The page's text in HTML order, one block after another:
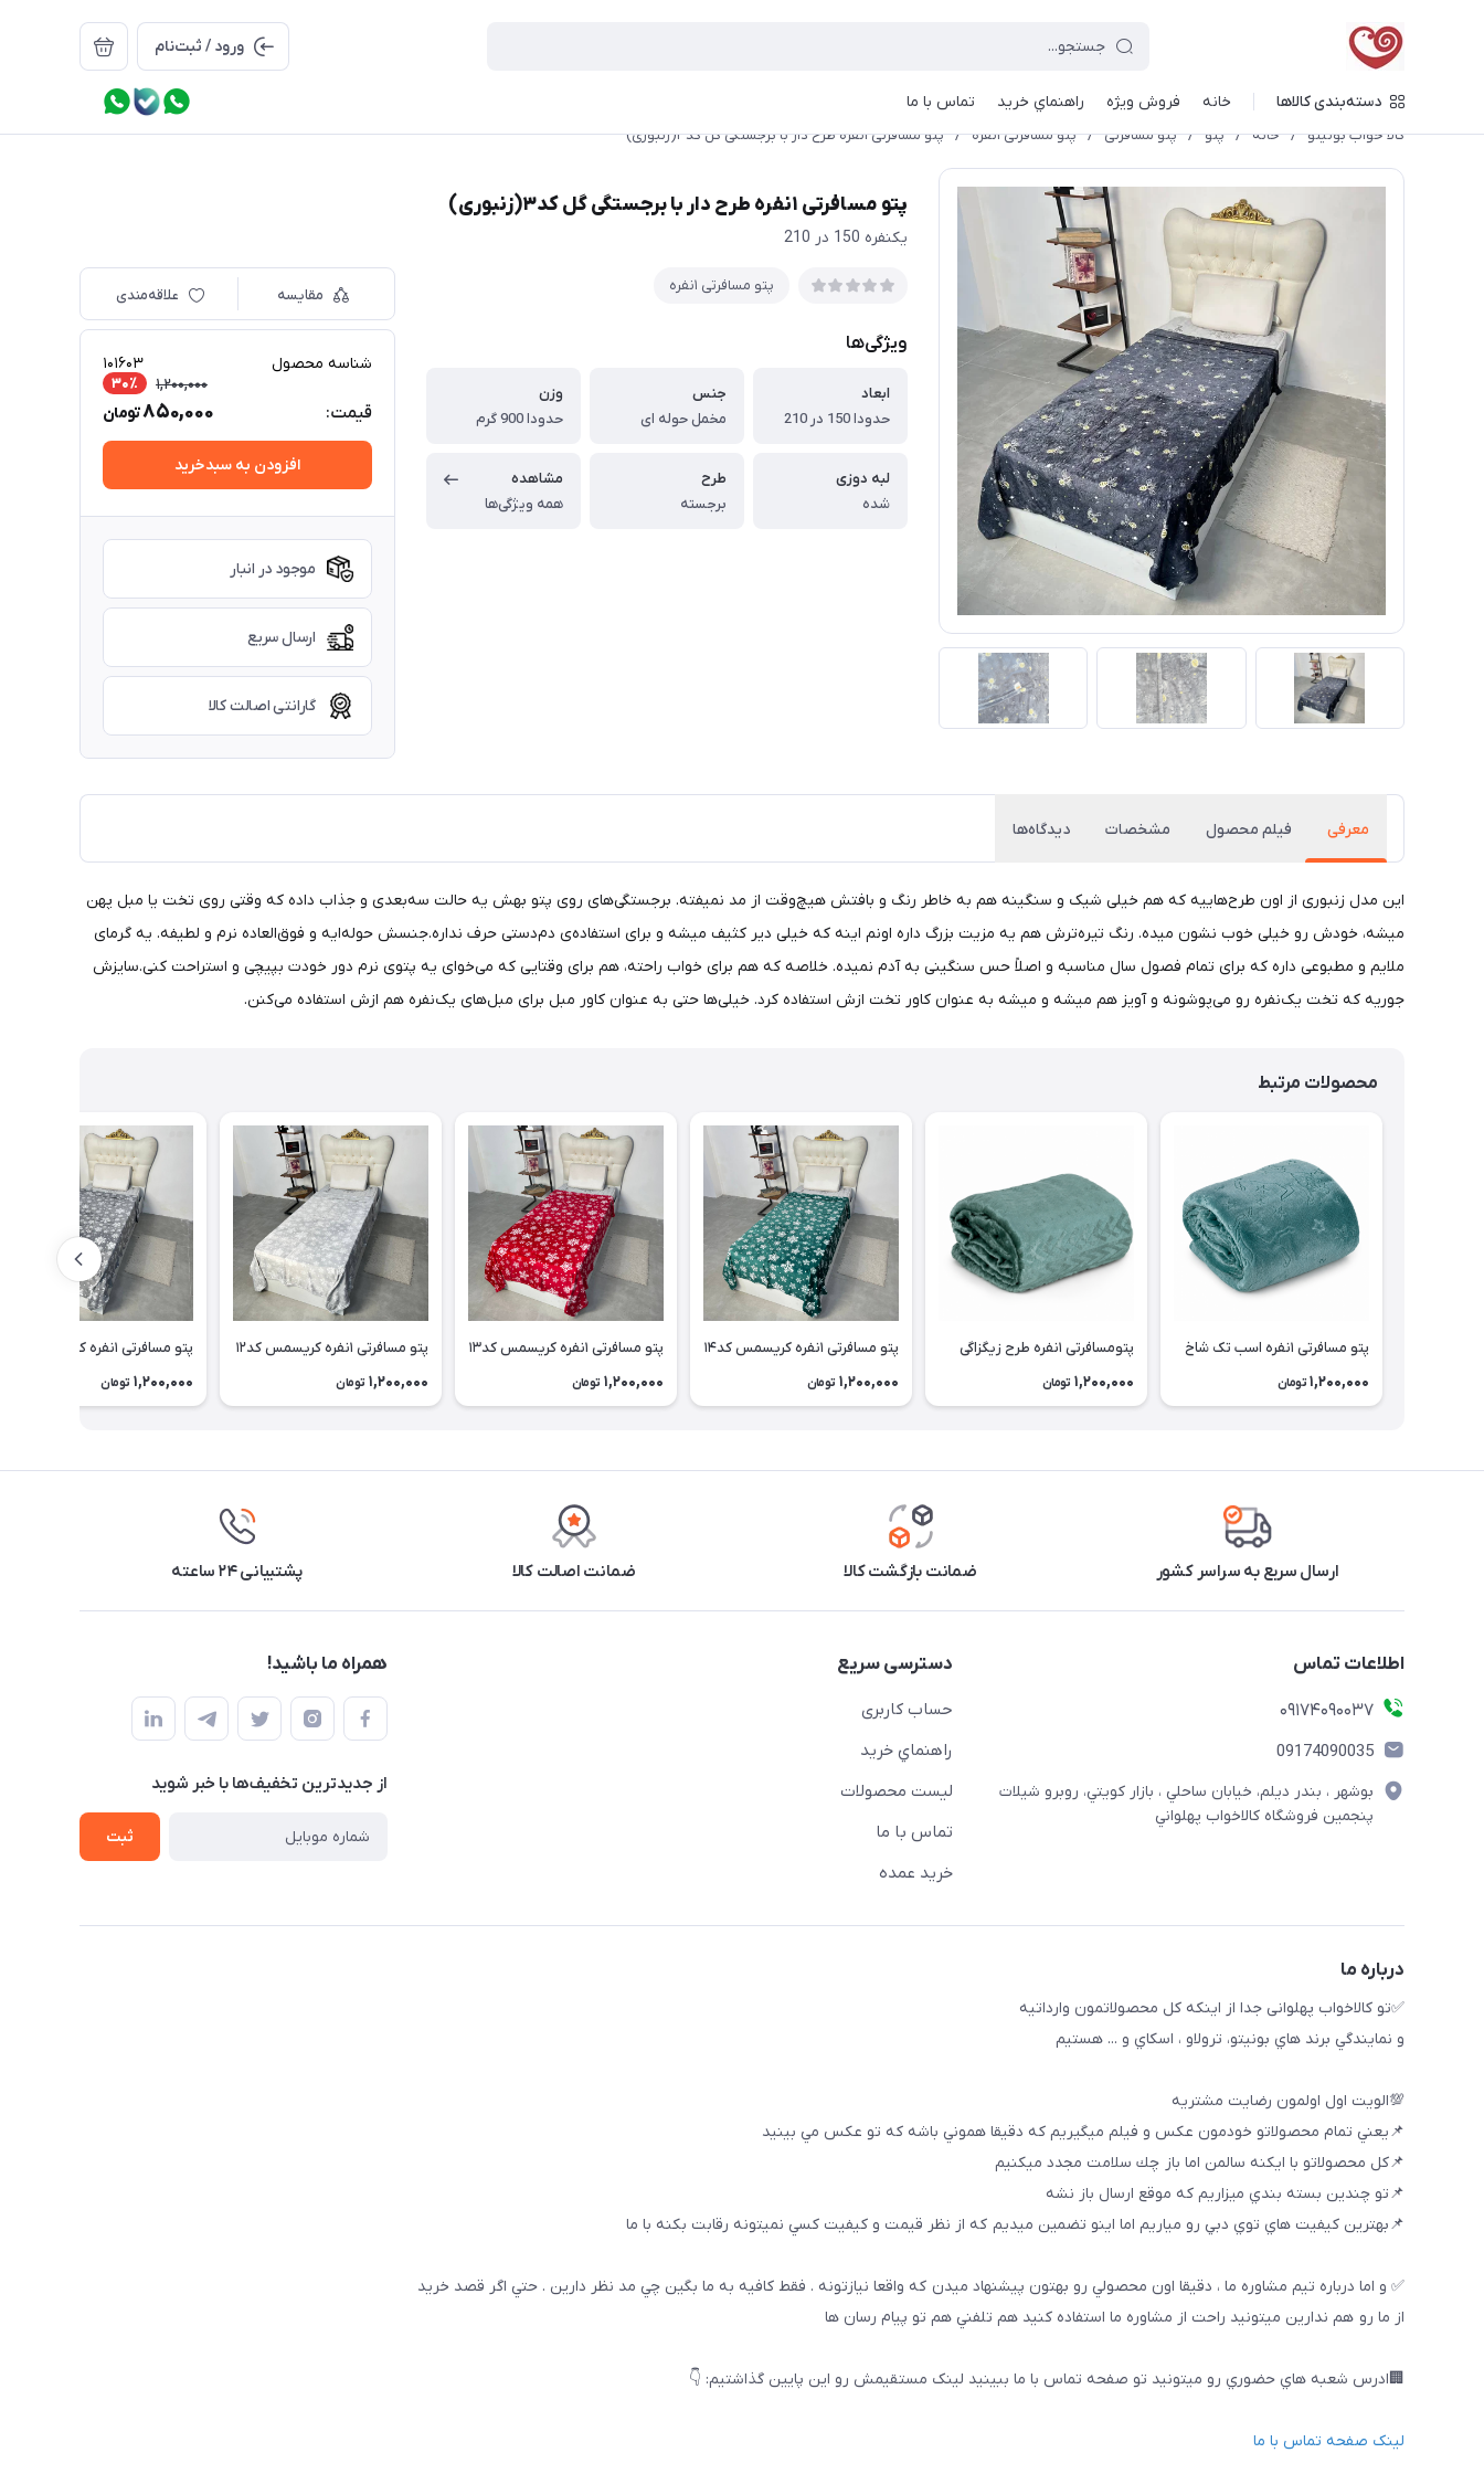
ورود / ثبت‌نام
دسته‌بندی کالاها خانه فروش ویژه راهنماي خريد تماس با ما
کالا خواب بونیتو / خانه / پتو / پتو مسافرتی / پتو مسافرتی ۱نفره / پتو مسافرتی ۱نفره طرح دار با برجستگی گل کد۳(زنبوری)
پتو مسافرتی ۱نفره طرح دار با برجستگی گل کد۳(زنبوری)
یکنفره 150 در 210
پتو مسافرتی ۱نفره
ویژگی‌ها
ابعاد
حدودا 150 در 210
جنس
مخمل حوله ای
وزن
حدودا 900 گرم
لبه دوزی
شده
طرح
برجسته
مشاهده
همه ویژگی‌ها
مقایسه علاقه‌مندی
شناسه محصول 101603
قیمت:
1,200,000 30٪
850,000تومان
افزودن به سبدخرید
موجود در انبار
ارسال سریع
گارانتی اصالت کالا
معرفی فیلم محصول مشخصات دیدگاه‌ها
این مدل زنبوری از اون طرح‌هاییه که هم خیلی شیک و سنگینه هم به خاطر رنگ و بافتش هیچ‌وقت از مد نمیفته. برجستگی‌های روی پتو بهش یه حالت سه‌بعدی و جذاب داده که وقتی روی تخت یا مبل پهن
میشه، خودش رو خیلی خوب نشون میده. رنگ تیره‌ترش هم یه مزیت بزرگ داره اونم اینه که خیلی دیر کثیف میشه و برای استفاده‌ی دم‌دستی حرف نداره.جنسش حوله‌ایه و فوق‌العاده نرم و لطیفه. یه گرمای
ملایم و مطبوعی داره که برای تمام فصول سال مناسبه و اصلاً حس سنگینی به آدم نمیده. خلاصه که هم برای خواب راحته، هم برای وقتایی که می‌خوای یه پتوی نرم دور خودت بپیچی و استراحت کنی.سایزش
جوریه که تخت یک‌نفره رو می‌پوشونه و آویز هم میشه و میشه به عنوان کاور تخت ازش استفاده کرد. خیلی‌ها حتی به عنوان کاور مبل برای مبل‌های یک‌نفره هم ازش استفاده می‌کنن.
محصولات مرتبط
پتو مسافرتی ۱نفره اسب تک شاخ
1,200,000 تومان
پتومسافرتی ۱نفره طرح زیگزاگی
1,200,000 تومان
پتو مسافرتی ۱نفره کریسمس کد۱۴
1,200,000 تومان
پتو مسافرتی ۱نفره کریسمس کد۱۳
1,200,000 تومان
پتو مسافرتی ۱نفره کریسمس کد۱۲
1,200,000 تومان
پتو مسافرتی ۱نفره کریسمس کد۹
1,200,000 تومان
ارسال سریع به سراسر کشور ضمانت بازگشت کالا ضمانت اصالت کالا پشتیبانی ۲۴ ساعته
اطلاعات تماس
09174090037
09174090035
بوشهر ، بندر ديلم، خيابان ساحلي ، بازار كويتي، روبرو شيلات
پنجمين فروشگاه كالاخواب پهلواني
دسترسی سریع
حساب کاربری
راهنماي خريد
لیست محصولات
تماس با ما
خريد عمده
همراه ما باشید!
از جدید‌ترین تخفیف‌ها با‌ خبر شوید
ثبت
درباره ما
✅تو كالاخواب پهلوانى جدا از اينكه كل محصولاتمون وارداتيه
و نمايندگي برند هاي بونيتو، ترولاو ، اسكاي و ... هستيم
💯الويت اول اولمون رضايت مشتريه
📌يعني تمام محصولاتو خودمون عكس و فيلم ميگيريم كه دقيقا هموني باشه كه تو عكس مي بينيد
📌كل محصولاتو با ايكنه سالمن اما باز چك سلامت مجدد ميكنيم
📌تو چندين بسته بندي ميزاريم كه موقع ارسال باز نشه
📌بهترين كيفيت هاي توي دبي رو مياريم اما اينو تضمين ميديم كه از نظر قيمت و كيفيت كسي نميتونه رقابت بكنه با ما
✅ و اما درباره تيم مشاوره ما ، دقيقا اون محصولي رو بهتون پيشنهاد ميدن كه واقعا نيازتونه . فقط كافيه به ما بگين چي مد نظر دارين . حتي اگر قصد خريد
از ما رو هم ندارين ميتونيد راحت از مشاوره ما استفاده كنيد هم تلفني هم تو پيام رسان ها
🏢ادرس شعبه هاي حضوري رو ميتونيد تو صفحه تماس با ما ببینيد لینک مستقیمش رو این پایین گذاشتیم: 👇
لینک صفحه تماس با ما